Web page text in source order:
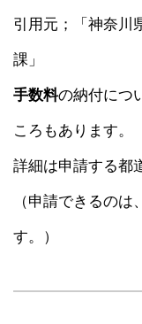
引用元；「神奈川
課」
手数料の納付につ
ころもあります。
詳細は申請する都
（申請できるの
す。）